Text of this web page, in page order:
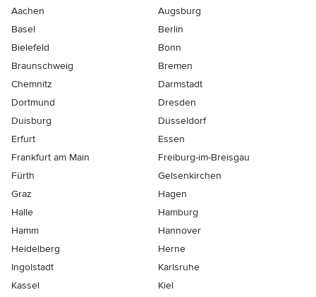
Aachen
Augsburg
Basel
Berlin
Bielefeld
Bonn
Braunschweig
Bremen
Chemnitz
Darmstadt
Dortmund
Dresden
Duisburg
Düsseldorf
Erfurt
Essen
Frankfurt am Main
Freiburg-im-Breisgau
Fürth
Gelsenkirchen
Graz
Hagen
Halle
Hamburg
Hamm
Hannover
Heidelberg
Herne
Ingolstadt
Karlsruhe
Kassel
Kiel